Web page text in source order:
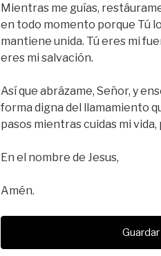
Mientras me guías,
en todo momento porque Tú
mantiene unida. Tú eres mi
eres mi salvación.
Así que abrázame, Señor, y
forma digna del llamamiento
pasos mientras cuidas mi
En el nombre de Jesus,
Amén.